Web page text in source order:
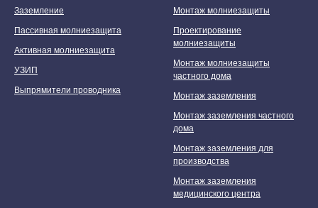
Заземление
Пассивная молниезащита
Активная молниезащита
УЗИП
Выпрямители проводника
Монтаж молниезащиты
Проектирование
молниезащиты
Монтаж молниезащиты
частного дома
Монтаж заземления
Монтаж заземления частного
дома
Монтаж заземления для
производства
Монтаж заземления
медицинского центра